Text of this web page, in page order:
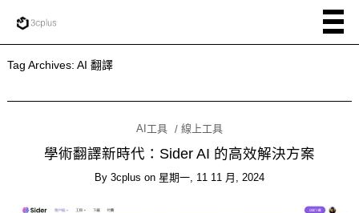
Tag Archives: AI 翻譯
AI工具 線上工具
學術翻譯新時代：Sider AI 的高效解決方案
By 3cplus on 星期一, 11 11 月, 2024